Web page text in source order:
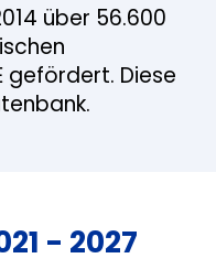
über 56.600
gefördert. Diese
- 2027